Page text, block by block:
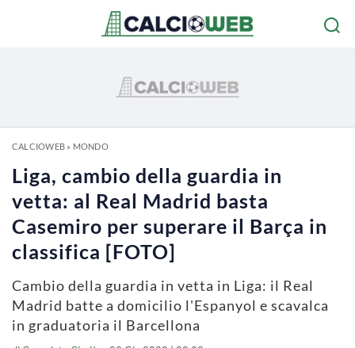
CALCIOWEB» MONDO
Liga, cambio della guardia in
vetta: al Real Madrid basta
Casemiro per superare il Barça in
classifica [FOTO]
Cambio della guardia in vetta in Liga: il Real
Madrid batte a domicilio l'Espanyol e scavalca
in graduatoria il Barcellona